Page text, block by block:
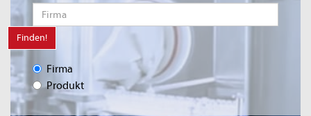
Finden!
Firma
Produkt